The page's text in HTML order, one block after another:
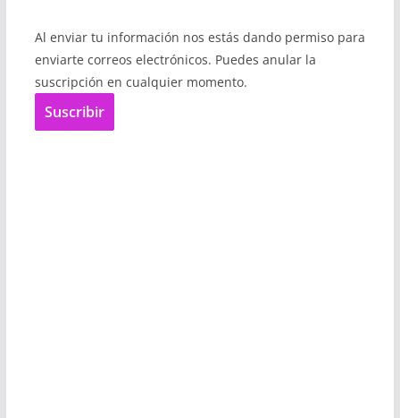
Al enviar tu información nos estás dando permiso para
enviarte correos electrónicos. Puedes anular la
suscripción en cualquier momento.
Suscribir